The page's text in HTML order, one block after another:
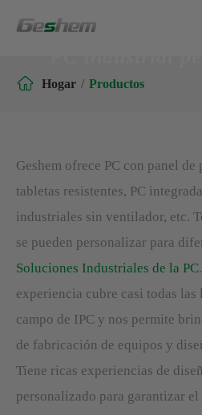
 Hogar Productos
Geshem ofrece PC con panel
tabletas resistentes, PC
industriales sin ventilador, etc.
se pueden personalizar para
Soluciones Industriales de la PC
experiencia cubre casi todas
campo de IPC y nos permite
de fabricación de equipos y
Tiene ricas experiencias de
personalizado para garantizar